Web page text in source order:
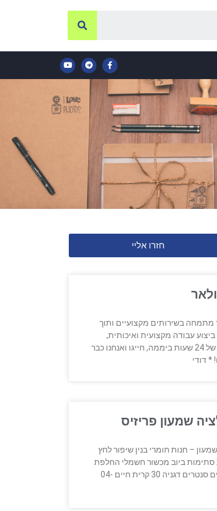
חזרו אליי
מתמחה בשירותים מקצועיים ותוך
עבודה מקצועית ואיכותית,
פתרון מהיר של 24 שעות ביממה, חייגו ואנחנו כבר
* דודי
שמעון פריזיס
– חנות חומרי בנין שיפור לחץ
ביוב מכשור חשמלי החלפת
ניאגרות וכלים סנטרים דגניה 30 קרית חיים 04-